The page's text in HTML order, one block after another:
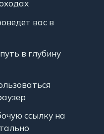
вас в
в глубину
ссылку на